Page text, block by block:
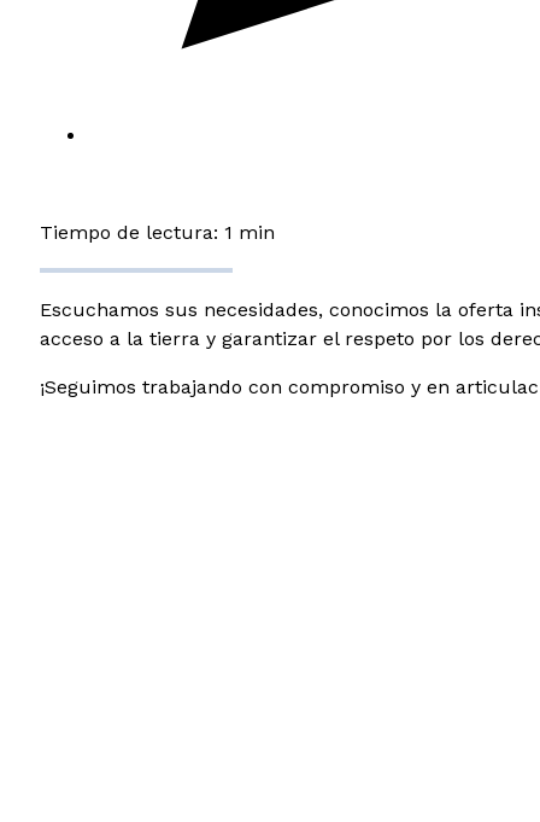
Tiempo de lectura: 1 min
Escuchamos sus necesidades, conocimos la oferta
acceso a la tierra y garantizar el respeto por los
¡Seguimos trabajando con compromiso y en